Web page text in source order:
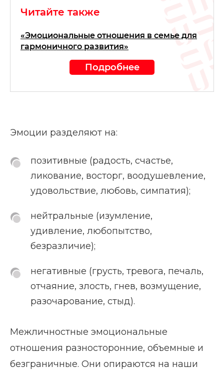
Читайте также
«Эмоциональные отношения в семье для
гармоничного развития»
Подробнее
Эмоции разделяют на:
позитивные (радость, счастье,
ликование, восторг, воодушевление,
удовольствие, любовь, симпатия);
нейтральные (изумление,
удивление, любопытство,
безразличие);
негативные (грусть, тревога, печаль,
отчаяние, злость, гнев, возмущение,
разочарование, стыд).
Межличностные эмоциональные
отношения разносторонние, объемные и
безграничные. Они опираются на наши